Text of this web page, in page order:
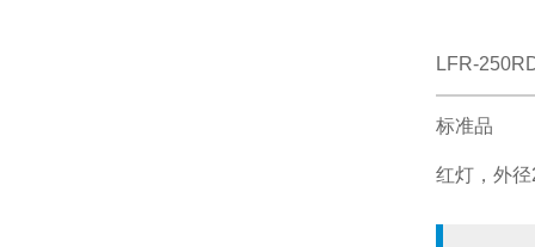
LFR-
标准品
红灯，外